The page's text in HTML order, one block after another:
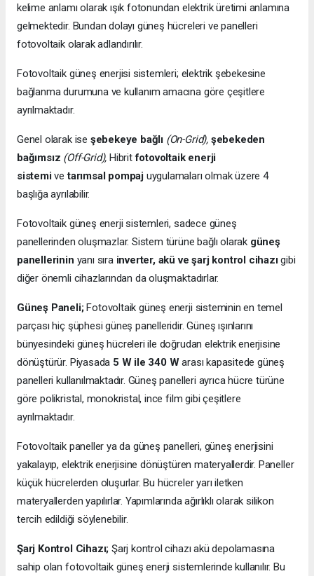
kelime anlamı olarak ışık fotonundan elektrik üretimi anlamına
gelmektedir. Bundan dolayı güneş hücreleri ve panelleri
fotovoltaik olarak adlandırılır.
Fotovoltaik güneş enerjisi sistemleri; elektrik şebekesine
bağlanma durumuna ve kullanım amacına göre çeşitlere
ayrılmaktadır.
Genel olarak ise şebekeye bağlı (On-Grid), şebekeden
bağımsız (Off-Grid), Hibritfotovoltaik enerji
sistemivetarımsal pompaj uygulamaları olmak üzere 4
başlığa ayrılabilir.
Fotovoltaik güneş enerji sistemleri, sadece güneş
panellerinden oluşmazlar. Sistem türüne bağlı olarak güneş
panellerinin yanı sıra inverter, akü ve şarj kontrol cihazıgibi
diğer önemli cihazlarından da oluşmaktadırlar.
Güneş Paneli;Fotovoltaik güneş enerji sisteminin en temel
parçası hiç şüphesi güneş panelleridir. Güneş ışınlarını
bünyesindeki güneş hücreleri ile doğrudan elektrik enerjisine
dönüştürür. Piyasada 5 W ile 340 Warası kapasitede güneş
panelleri kullanılmaktadır. Güneş panelleri ayrıca hücre türüne
göre polikristal, monokristal, ince film gibi çeşitlere
ayrılmaktadır.
Fotovoltaik paneller ya da güneş panelleri, güneş enerjisini
yakalayıp, elektrik enerjisine dönüştüren materyallerdir. Paneller
küçük hücrelerden oluşurlar. Bu hücreler yarı iletken
materyallerden yapılırlar. Yapımlarında ağırlıklı olarak silikon
tercih edildiği söylenebilir.
Şarj Kontrol Cihazı; Şarj kontrol cihazı akü depolamasına
sahip olan fotovoltaik güneş enerji sistemlerinde kullanılır. Bu